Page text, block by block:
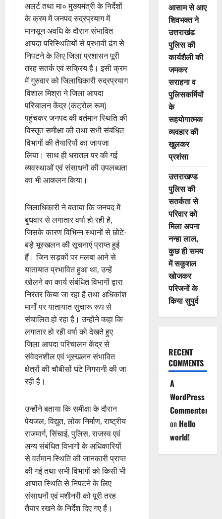
अलर्ट तथा मा० मुख्यमंत्री के निर्देशों
के क्रम में जनपद रुद्रप्रयाग में
मानसून अवधि के दौरान संभावित
आपदा परिस्थितियों से प्रभावी ढंग से
निपटने के लिए जिला प्रशासन पूरी
तरह सतर्क एवं सक्रिय है। इसी क्रम
में गुरुवार को जिलाधिकारी रुद्रप्रयाग
विशाल मिश्रा ने जिला आपदा
परिचालन केंद्र (कंट्रोल रूम)
पहुंचकर जनपद की वर्तमान स्थिति की
विस्तृत समीक्षा की तथा सभी संबंधित
विभागों की तैयारियों का जायजा
लिया। साथ ही धरातल पर की गई
व्यवस्थाओं एवं संसाधनों की उपलब्धता
का भी आकलन किया।
जिलाधिकारी ने बताया कि जनपद में
बुधवार से लगातार वर्षा हो रही है,
जिसके कारण विभिन्न स्थानों से छोटे-
बड़े भूस्खलन की सूचनाएं प्राप्त हुई
हैं। जिन सड़कों पर मलबा आने से
यातायात प्रभावित हुआ था, उन्हें
खोलने का कार्य संबंधित विभागों द्वारा
निरंतर किया जा रहा है तथा अधिकांश
मार्गों पर यातायात सुचारू रूप से
संचालित हो रहा है। उन्होंने कहा कि
लगातार हो रही वर्षा को देखते हुए
जिला आपदा परिचालन केंद्र से
संवेदनशील एवं भूस्खलन संभावित
क्षेत्रों की चौबीसों घंटे निगरानी की जा
रही है।
उन्होंने बताया कि समीक्षा के दौरान
पेयजल, विद्युत, लोक निर्माण, राष्ट्रीय
राजमार्ग, सिंचाई, पुलिस, राजस्व एवं
अन्य संबंधित विभागों के अधिकारियों
से वर्तमान स्थिति की जानकारी प्राप्त
की गई तथा सभी विभागों को किसी भी
आपात स्थिति से निपटने के लिए
संसाधनों एवं मशीनरी को पूरी तरह
तैयार रखने के निर्देश दिए गए हैं।
आसाम से आए
शिवभक्त ने
उत्तराखंड
पुलिस की
कार्यशैली की
जमकर
सराहना व
पुलिसकर्मियों
के
सहयोगात्मक
व्यवहार की
खुलकर
प्रशंसा
उत्तराखण्ड
पुलिस की
सतर्कता से
परिवार को
मिला अपना
नन्हा लाल,
कुछ ही समय
में सकुशल
खोजकर
परिजनों के
किया सुपुर्द
RECENT
COMMENTS
A
WordPress
Commenter
on Hello
world!